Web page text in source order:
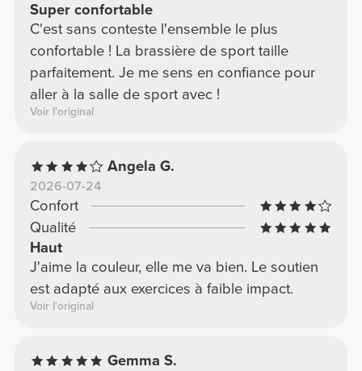
Super confortable
C'est sans conteste l'ensemble le plus
confortable ! La brassière de sport taille
parfaitement. Je me sens en confiance pour
aller à la salle de sport avec !
Voir l'original
Angela G.
2026-07-24
Confort
Qualité
Haut
J'aime la couleur, elle me va bien. Le soutien
est adapté aux exercices à faible impact.
Voir l'original
Gemma S.